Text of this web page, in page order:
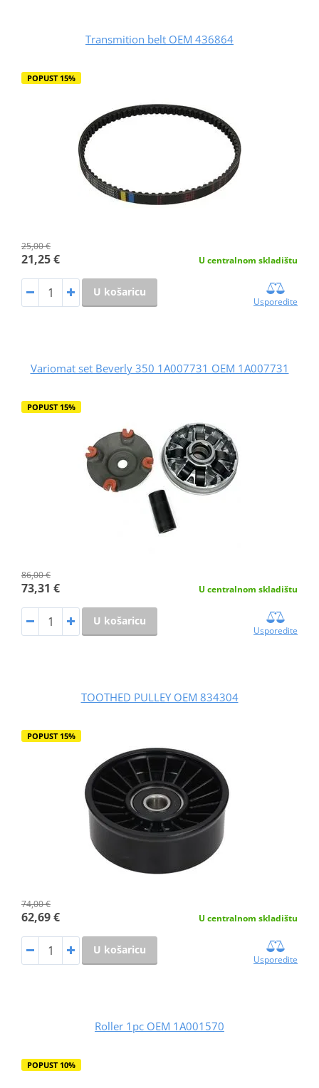
Transmition belt OEM 436864
POPUST 15%
25,00 €
21,25 € U centralnom skladištu
U košaricu
Usporedite
Variomat set Beverly 350 1A007731 OEM 1A007731
POPUST 15%
86,00 €
73,31 € U centralnom skladištu
U košaricu
Usporedite
TOOTHED PULLEY OEM 834304
POPUST 15%
74,00 €
62,69 € U centralnom skladištu
U košaricu
Usporedite
Roller 1pc OEM 1A001570
POPUST 10%